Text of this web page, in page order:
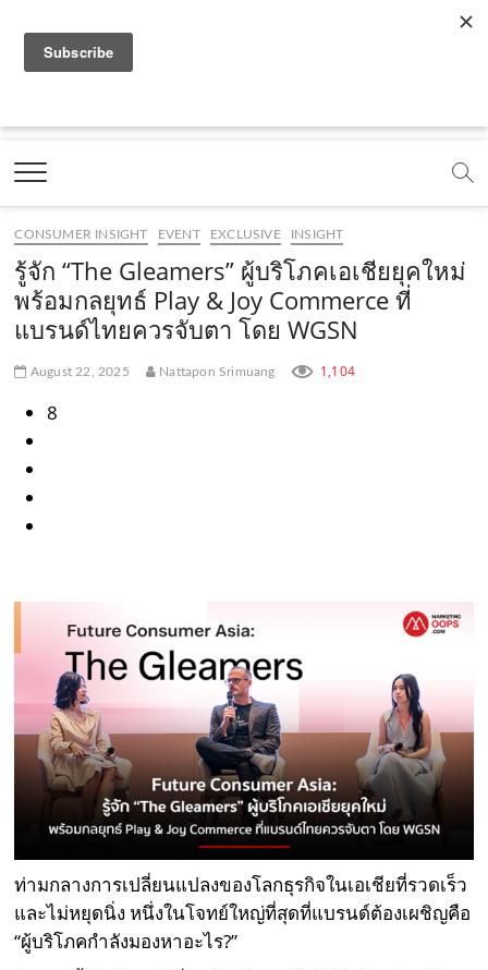
a
e
b
o
o
k
.
c
o
o
t
b
e
.
c
o
.
o
e
m
e
t
g
r
a
m
.
t
k
c
o
m
Marketing Oops!
DIGITAL | CREATIVE | ADVERTISING | CAMPAIGN |
CONSUMER INSIGHT EVENT EXCLUSIVE INSIGHT
รู้จัก “The Gleamers” ผู้บริโภคเอเชียยุคใหม่
พร้อมกลยุทธ์ Play & Joy Commerce ที่
แบรนด์ไทยควรจับตา โดย WGSN
August 22, 2025 Nattapon Srimuang 1,104
8
ท่ามกลางการเปลี่ยนแปลงของโลกธุรกิจในเอเชียที่รวดเร็ว
และไม่หยุดนิ่ง หนึ่งในโจทย์ใหญ่ที่สุดที่แบรนด์ต้องเผชิญคือ
“ผู้บริโภคกำลังมองหาอะไร?”